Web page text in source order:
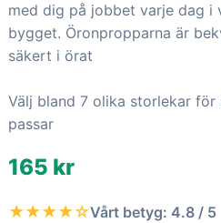
med dig på jobbet varje dag i
bygget. Öronpropparna är
säkert i örat
Välj bland 7 olika storlekar
passar
165 kr
★★★★☆Vårt betyg: 4.8 / 5